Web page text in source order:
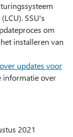
SSU's
om
installeren van
updates voor
informatie over
2021